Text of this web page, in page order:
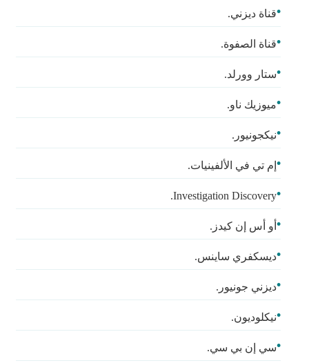
قناة ديزني.
قناة الصفوة.
ستار وورلد.
ميوزيك ناو.
نيكجونيور.
إم تي في الألفينيات.
Investigation Discovery.
أو أس إن كيدز.
ديسكفري ساينس.
ديزني جونيور.
نيكلوديون.
سي إن بي سي.